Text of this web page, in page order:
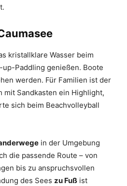
kristallklare Wasser beim
Paddling genießen. Boote
werden. Für Familien ist der
Sandkasten ein Highlight,
sich beim Beachvolleyball
in der Umgebung
die passende Route – von
bis zu anspruchsvollen
des Sees zu Fuß ist